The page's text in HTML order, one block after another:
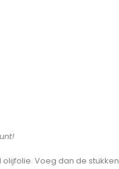
Voeg dan de stukken